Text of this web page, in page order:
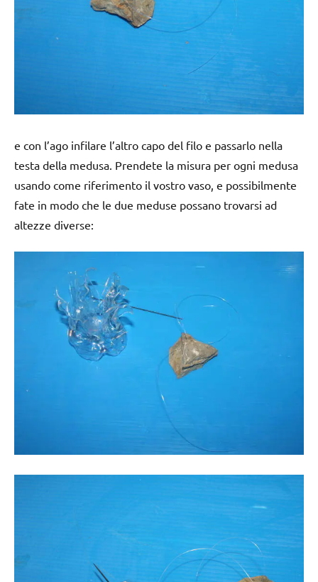
e con l’ago infilare l’altro capo del filo e passarlo nella
testa della medusa. Prendete la misura per ogni medusa
usando come riferimento il vostro vaso, e possibilmente
fate in modo che le due meduse possano trovarsi ad
altezze diverse: